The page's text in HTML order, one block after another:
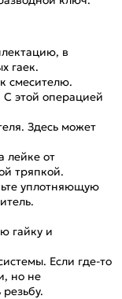
в
гаек.
смесителю.
этой операцией
Здесь может
лейке от
тряпкой.
уплотняющую
гайку и
Если где-то
но не